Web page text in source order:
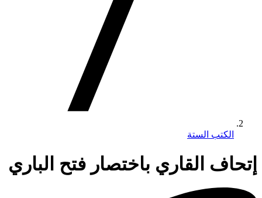
الكتب الستة
إتحاف القاري باختصار فتح الباري